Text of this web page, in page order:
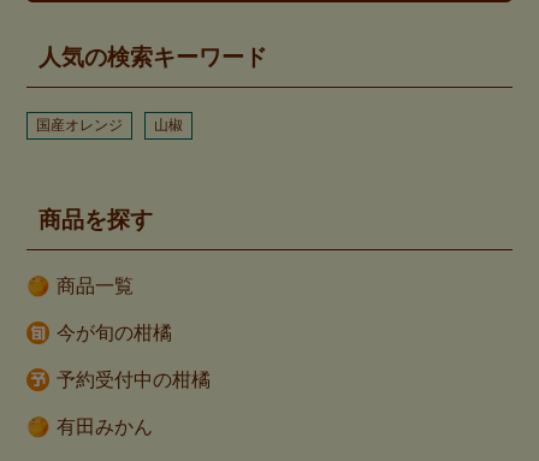
人気の検索キーワード
国産オレンジ 山椒
商品を探す
商品一覧
今が旬の柑橘
予約受付中の柑橘
有田みかん